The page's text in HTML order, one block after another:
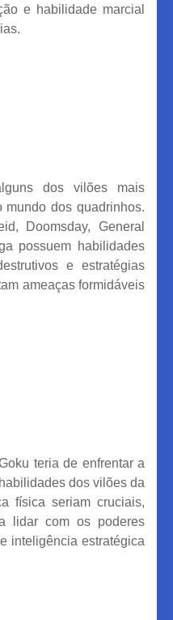
e habilidade marcial
dos vilões mais
mundo dos quadrinhos.
Doomsday, General
possuem habilidades
e estratégias
ameaças formidáveis
teria de enfrentar a
dos vilões da
física seriam cruciais,
lidar com os poderes
inteligência estratégica